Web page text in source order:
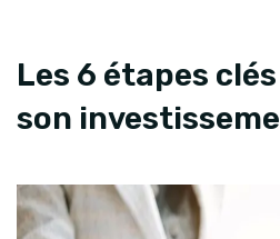
Les 6 étapes
son